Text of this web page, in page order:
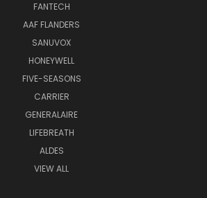
FANTECH
AAF FLANDERS
SANUVOX
HONEYWELL
FIVE-SEASONS
CARRIER
GENERALAIRE
LIFEBREATH
ALDES
VIEW ALL